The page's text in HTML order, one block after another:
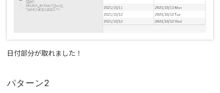
日付部分が取れました！
パターン2